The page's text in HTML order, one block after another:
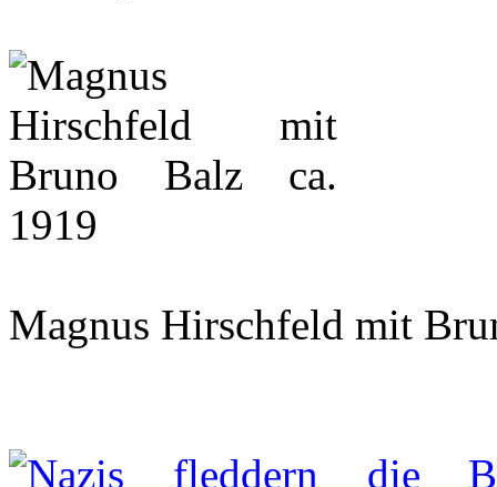
Magnus Hirschfeld mit